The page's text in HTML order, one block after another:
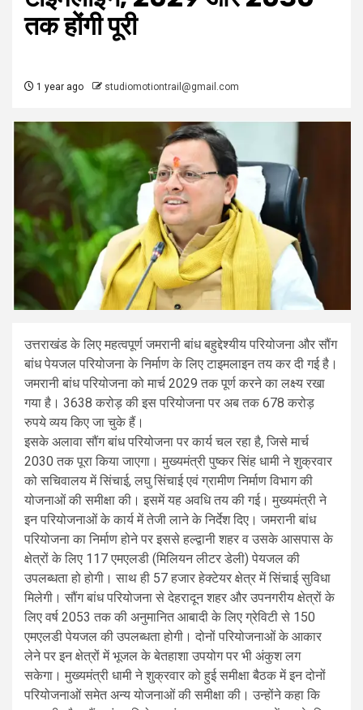
तक होंगी पूरी
1 year ago studiomotiontrail@gmail.com
उत्तराखंड के लिए महत्वपूर्ण जमरानी बांध बहुद्देश्यीय परियोजना और सौंग
बांध पेयजल परियोजना के निर्माण के लिए टाइमलाइन तय कर दी गई है।
जमरानी बांध परियोजना को मार्च 2029 तक पूर्ण करने का लक्ष्य रखा
गया है। 3638 करोड़ की इस परियोजना पर अब तक 678 करोड़
रुपये व्यय किए जा चुके हैं।
इसके अलावा सौंग बांध परियोजना पर कार्य चल रहा है, जिसे मार्च
2030 तक पूरा किया जाएगा। मुख्यमंत्री पुष्कर सिंह धामी ने शुक्रवार
को सचिवालय में सिंचाई, लघु सिंचाई एवं ग्रामीण निर्माण विभाग की
योजनाओं की समीक्षा की। इसमें यह अवधि तय की गई। मुख्यमंत्री ने
इन परियोजनाओं के कार्य में तेजी लाने के निर्देश दिए। जमरानी बांध
परियोजना का निर्माण होने पर इससे हल्द्वानी शहर व उसके आसपास के
क्षेत्रों के लिए 117 एमएलडी (मिलियन लीटर डेली) पेयजल की
उपलब्धता हो होगी। साथ ही 57 हजार हेक्टेयर क्षेत्र में सिंचाई सुविधा
मिलेगी। सौंग बांध परियोजना से देहरादून शहर और उपनगरीय क्षेत्रों के
लिए वर्ष 2053 तक की अनुमानित आबादी के लिए ग्रेविटी से 150
एमएलडी पेयजल की उपलब्धता होगी। दोनों परियोजनाओं के आकार
लेने पर इन क्षेत्रों में भूजल के बेतहाशा उपयोग पर भी अंकुश लग
सकेगा। मुख्यमंत्री धामी ने शुक्रवार को हुई समीक्षा बैठक में इन दोनों
परियोजनाओं समेत अन्य योजनाओं की समीक्षा की। उन्होंने कहा कि